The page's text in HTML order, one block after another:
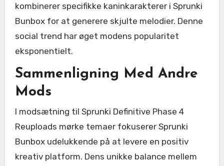
kombinerer specifikke kaninkarakterer i Sprunki
Bunbox for at generere skjulte melodier. Denne
social trend har øget modens popularitet
eksponentielt.
Sammenligning Med Andre
Mods
I modsætning til Sprunki Definitive Phase 4
Reuploads mørke temaer fokuserer Sprunki
Bunbox udelukkende på at levere en positiv
kreativ platform. Dens unikke balance mellem